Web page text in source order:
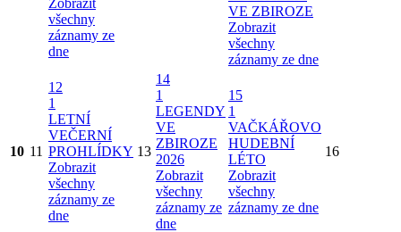
všechny
záznamy ze
dne
VE ZBIROZE
Zobrazit
všechny
záznamy ze dne
10 11
12
1
LETNÍ
VEČERNÍ
PROHLÍDKY
Zobrazit
všechny
záznamy ze
dne
13
14
1
LEGENDY
VE
ZBIROZE
2026
Zobrazit
všechny
záznamy ze
dne
15
1
VAČKÁŘOVO
HUDEBNÍ
LÉTO
Zobrazit
všechny
záznamy ze dne
16